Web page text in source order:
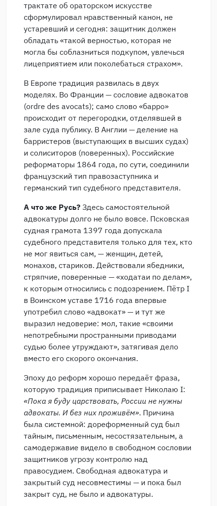
трактате об ораторском искусстве
сформулировал нравственный канон, не
устаревший и сегодня: защитник должен
обладать «такой верностью, которая не
могла бы соблазниться подкупом, увлечься
лицеприятием или поколебаться страхом».
В Европе традиция развилась в двух
моделях. Во Франции — сословие адвокатов
(ordre des avocats); само слово «барро»
происходит от перегородки, отделявшей в
зале суда публику. В Англии — деление на
барристеров (выступающих в высших судах)
и солиситоров (поверенных). Российские
реформаторы 1864 года, по сути, соединили
французский тип правозаступника и
германский тип судебного представителя.
А что же Русь? Здесь самостоятельной
адвокатуры долго не было вовсе. Псковская
судная грамота 1397 года допускала
судебного представителя только для тех, кто
не мог явиться сам, — женщин, детей,
монахов, стариков. Действовали ябедники,
стряпчие, поверенные — «ходатаи по делам»,
к которым относились с подозрением. Пётр I
в Воинском уставе 1716 года впервые
употребил слово «адвокат» — и тут же
выразил недоверие: мол, такие «своими
непотребными пространными приводами
судью более утруждают», затягивая дело
вместо его скорого окончания.
Эпоху до реформ хорошо передаёт фраза,
которую традиция приписывает Николаю I:
«Пока я буду царствовать, России не нужны
адвокаты. И без них проживём». Причина
была системной: дореформенный суд был
тайным, письменным, несостязательным, а
самодержавие видело в свободном сословии
защитников угрозу контролю над
правосудием. Свободная адвокатура и
закрытый суд несовместимы — и пока был
закрыт суд, не было и адвокатуры.